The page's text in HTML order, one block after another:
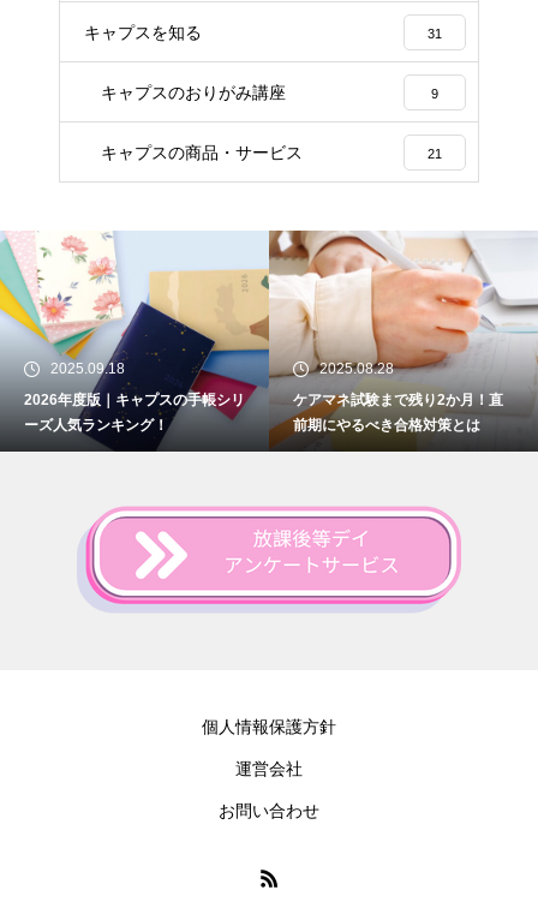
キャプスを知る 31
キャプスのおりがみ講座 9
キャプスの商品・サービス 21
2025.09.18
2026年度版｜キャプスの手帳シリ
ーズ人気ランキング！
2025.08.28
ケアマネ試験まで残り2か月！直
前期にやるべき合格対策とは
個人情報保護方針
運営会社
お問い合わせ